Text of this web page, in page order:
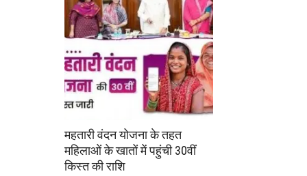
महतारी वंदन योजना के तहत
महिलाओं के खातों में पहुंची 30वीं
किस्त की राशि